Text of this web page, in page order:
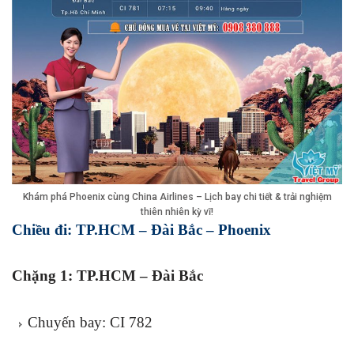
Khám phá Phoenix cùng China Airlines – Lịch bay chi tiết & trải nghiệm
thiên nhiên kỳ vĩ!
Chiều đi: TP.HCM – Đài Bắc – Phoenix
Chặng 1: TP.HCM – Đài Bắc
Chuyến bay: CI 782